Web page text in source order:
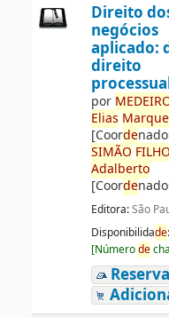
Direito
negócios
aplicado:
direito
por MEDE
Elias
[Coorde
SIMÃO
Adalberto
[Coorde
Editora:São
Disponibilidade:
[Númerode